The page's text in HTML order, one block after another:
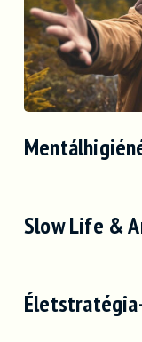
Slow Life &